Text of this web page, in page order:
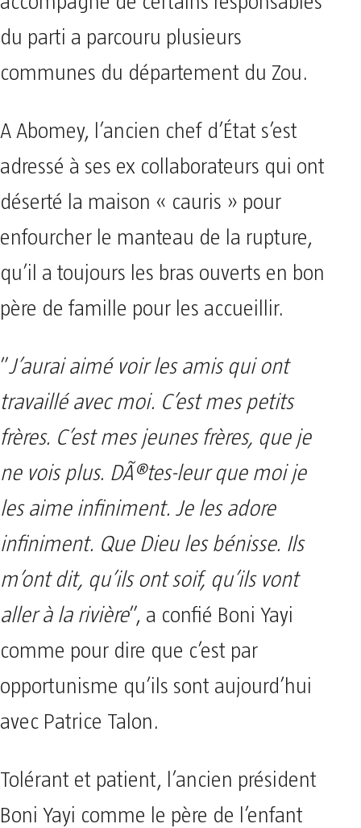
du parti a parcouru plusieurs
communes du département du Zou.
A Abomey, l’ancien chef d’État s’est
adressé à ses ex collaborateurs qui ont
déserté la maison « cauris » pour
enfourcher le manteau de la rupture,
qu’il a toujours les bras ouverts en bon
père de famille pour les accueillir.
”J’aurai aimé voir les amis qui ont
travaillé avec moi. C’est mes petits
frères. C’est mes jeunes frères, que je
ne vois plus. DÃ®tes-leur que moi je
les aime infiniment. Je les adore
infiniment. Que Dieu les bénisse. Ils
m’ont dit, qu’ils ont soif, qu’ils vont
aller à la rivière”, a confié Boni Yayi
comme pour dire que c’est par
opportunisme qu’ils sont aujourd’hui
avec Patrice Talon.
Tolérant et patient, l’ancien président
Boni Yayi comme le père de l’enfant